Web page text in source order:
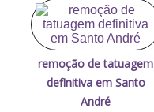
remoção de tatuagem
definitiva em Santo
André